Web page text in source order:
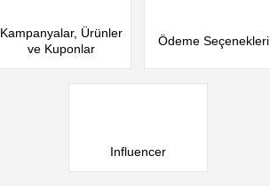
Kampanyalar, Ürünler
ve Kuponlar
Ödeme Seçenekleri
Influencer